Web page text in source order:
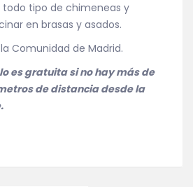
todo tipo de chimeneas y
en brasas y asados.
Comunidad de Madrid.
es gratuita si no hay más de
de distancia desde la